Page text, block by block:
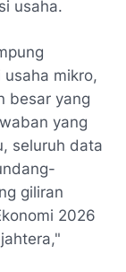
usaha.
mikro,
besar yang
yang
seluruh data
giliran
2026